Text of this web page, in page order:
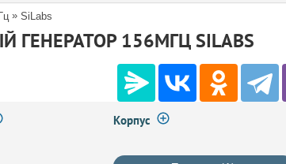
» SiLabs
ГЕНЕРАТОР 156МГЦ SILABS
Корпус